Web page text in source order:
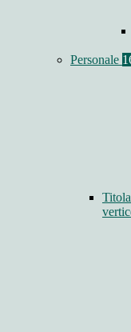
Personale